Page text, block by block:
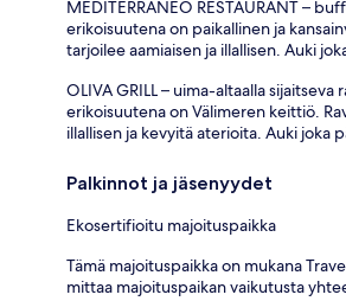
MEDITERRANEO RESTAURANT –
erikoisuutena on paikallinen ja
tarjoilee aamiaisen ja illallisen. Auki
OLIVA GRILL – uima-altaalla sijaitseva
erikoisuutena on Välimeren keittiö.
illallisen ja kevyitä aterioita. Auki joka
Palkinnot ja jäsenyydet
Ekosertifioitu majoituspaikka
Tämä majoituspaikka on mukana
mittaa majoituspaikan vaikutusta